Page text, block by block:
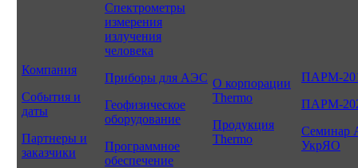
Компания
События и
даты
Партнеры и
заказчики
Спектрометры
измерения
излучения
человека
Приборы для АЭС
Геофизическое
оборудование
Программное
обеспечение
О корпорации
Thermo
Продукция
Thermo
ПАРМ-
ПАРМ-
Семинар
УкрЯО